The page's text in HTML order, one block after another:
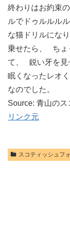
終わりはお約束
ルでドゥルルル
な猫ドリルにな
乗せたら、 ちょ
て、 鋭い牙を見
眠くなったレオ
なのでした。
Source: 青山のス
リンク元
スコティッシュフ